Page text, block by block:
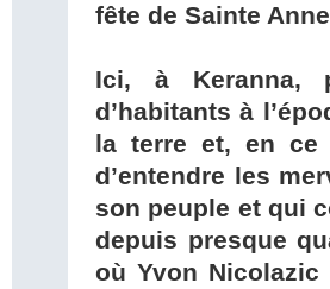
fête de Sainte
Ici, à Keranna,
d’habitants à
la terre et, en
d’entendre les
son peuple et qui
depuis presque
où Yvon